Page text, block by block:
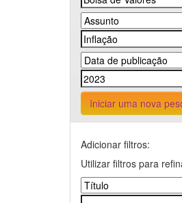
Iniciar uma nova
Adicionar filtros:
Utilizar filtros para